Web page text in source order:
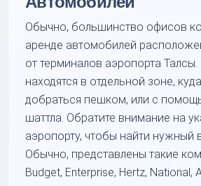
Обычно, большинство офисов
аренде автомобилей
от терминалов аэропорта
находятся в отдельной зоне,
добраться пешком, или с
шаттла. Обратите внимание на
аэропорту, чтобы найти нужный
Обычно, представлены такие
Budget, Enterprise, Hertz, National,